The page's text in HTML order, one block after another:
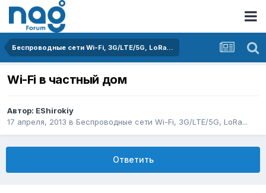
Беспроводные сети Wi-Fi, 3G/LTE/5G, LoRa...
Wi-Fi в частный дом
Автор: EShirokiy
17 апреля, 2013 в Беспроводные сети Wi-Fi, 3G/LTE/5G, LoRa...
Ответить